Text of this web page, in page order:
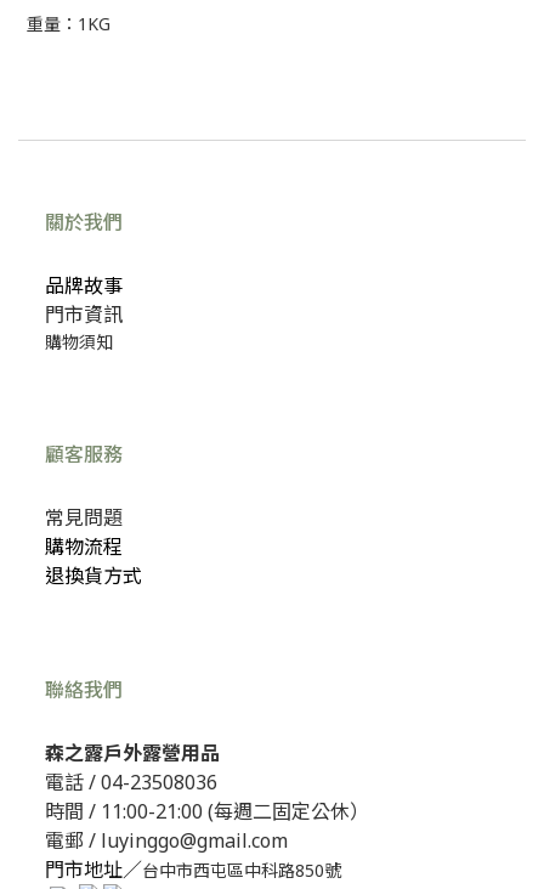
重量：1KG
關於我們
品牌故事
門市資訊
購物須知
顧客服務
常見問題
購物流程
退換貨方式
聯絡我們
森之露戶外露營用品
電話 /04-23508036
時間 / 11:00-21:00 (每週二固定公休）
電郵 / luyinggo@gmail.com
門市地址／台中市西屯區中科路850號